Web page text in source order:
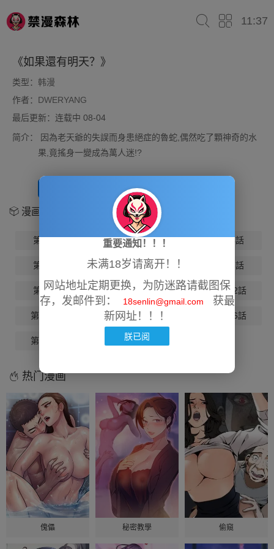
11:37
《如果還有明天？》
类型： 韩漫
作者： DWERYANG
最后更新：连载中 08-04
简介：
因為老天爺的失誤而身患絕症的魯蛇,偶然吃了顆神奇的水
果,竟搖身一變成為萬人迷!?
放入书架
漫画章节
第1話 第2話 第3話 第4話
第5話 第6話 第7話 第8話
第9話 第10話 第11話 第12話
第13話 第14話 第15話 第16話
第17話
热门漫画
傀儡 秘密教學 偷窺
重要通知！！！
未满18岁请离开！！
网站地址定期更换，为防迷路请截图保
存，发邮件到：
18senlin@gmail.com
获最
新网址！！！
朕已阅